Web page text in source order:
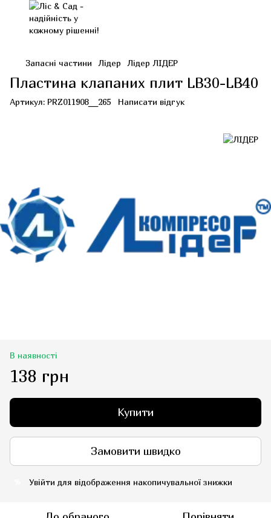
Запасні частини Лідер Лідер ЛІДЕР
Пластина клапаних плит LB30-LB40
Артикул: PRZ011908__265 Написати відгук
В наявності
138 грн
Купити
Замовити швидко
Увійти для відображення накопичувальної знижки